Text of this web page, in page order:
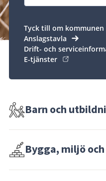
Tyck till om kommunen
Anslagstavla
Drift- och
E-tjänster
Barn och
Bygga, miljö